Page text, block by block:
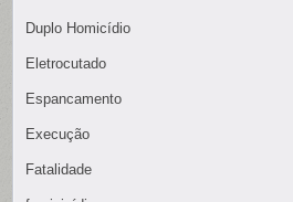
Duplo Homicídio
Eletrocutado
Espancamento
Execução
Fatalidade